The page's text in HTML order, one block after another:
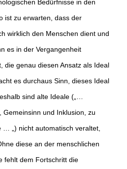
Bedürfnisse in den
ist zu erwarten, dass der
wirklich den Menschen dient und
es in der Vergangenheit
die genau diesen Ansatz als Ideal
es durchaus Sinn, dieses Ideal
sind alte Ideale („…
Gemeinsinn und Inklusion, zu
„) nicht automatisch veraltet,
diese an der menschlichen
fehlt dem Fortschritt die